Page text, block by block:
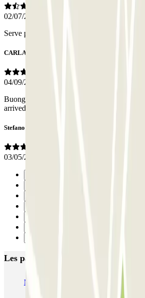
02/07/2026
Serve perché costa poco ma i servizi sono
CARLA
04/09/2025
Buongiorno, nell'insieme benissimo, grazie
arrivederci al prossimo viaggio.
Stefano
03/05/2025
Les parkings les mieux notés à Milan
MUOVIAMO Senato